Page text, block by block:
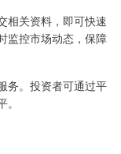
相关资料，即可快速
监控市场动态，保障
务。投资者可通过平